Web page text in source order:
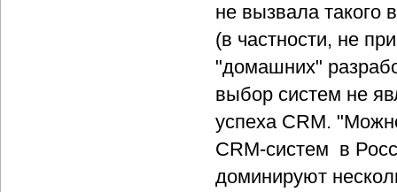
не вызвала такого
(в частности, не
"домашних"
выбор систем не
успеха CRM.
CRM-систем в
доминируют